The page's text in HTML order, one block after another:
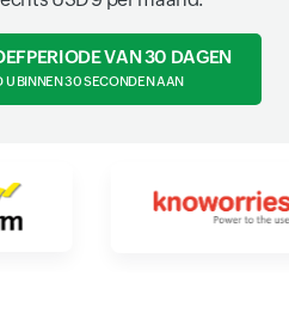
VAN 30 DAGEN
U BINNEN 30 SECONDEN AAN